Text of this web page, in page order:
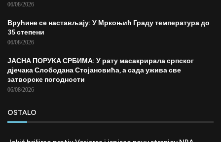
06/08/2026
Врућине се настављају: У Мркоњић Граду температура до
35 степени
06/08/2026
ЈАСНА ПОРУКА СРБИМА: У рату масакрирала српског
дјечака Слободана Стојановића, а сада ужива све
затворске погодности
06/08/2026
OSTALO